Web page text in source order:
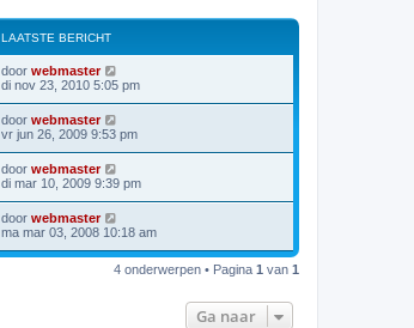
LAATSTE BERICHT
door webmaster
di nov 23, 2010 5:05 pm
door webmaster
vr jun 26, 2009 9:53 pm
door webmaster
di mar 10, 2009 9:39 pm
door webmaster
ma mar 03, 2008 10:18 am
4 onderwerpen • Pagina 1 van 1
Ga naar